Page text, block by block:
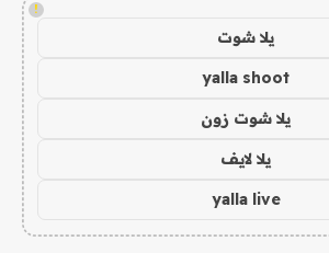
!
يلا شوت
yalla shoot
يلا شوت زون
يلا لايف
yalla live